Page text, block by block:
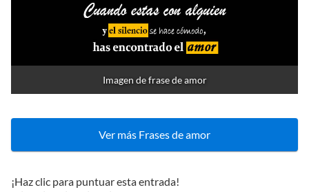
Imagen de frase de amor
Ver más Frases de amor
¡Haz clic para puntuar esta entrada!